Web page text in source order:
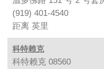
(919) 401-4540
距离 英里
科特赖克
科特赖克 08560